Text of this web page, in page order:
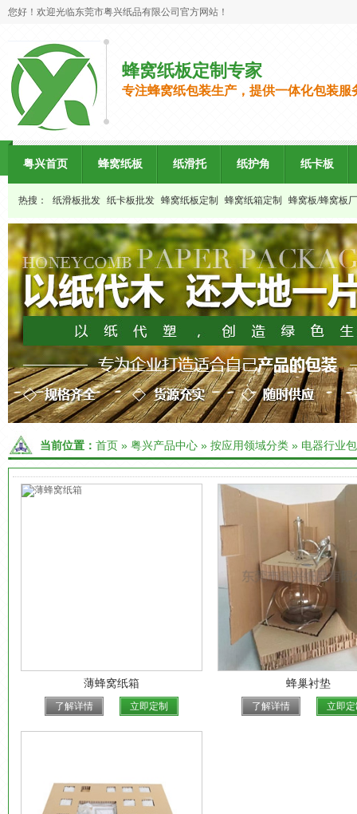
您好！欢迎光临东莞市粤兴纸品有限公司官方网站！
蜂窝纸板定制专家
专注蜂窝纸包装生产，提供一体化包装服
粤兴首页 蜂窝纸板 纸滑托 纸护角 纸卡板
热搜： 纸滑板批发 纸卡板批发 蜂窝纸板定制 蜂窝纸箱定制 蜂窝板/蜂窝板
当前位置： 首页 » 粤兴产品中心 » 按应用领域分类 » 电器行业
薄蜂窝纸箱
了解详情 立即定制
蜂巢衬垫
了解详情 立即